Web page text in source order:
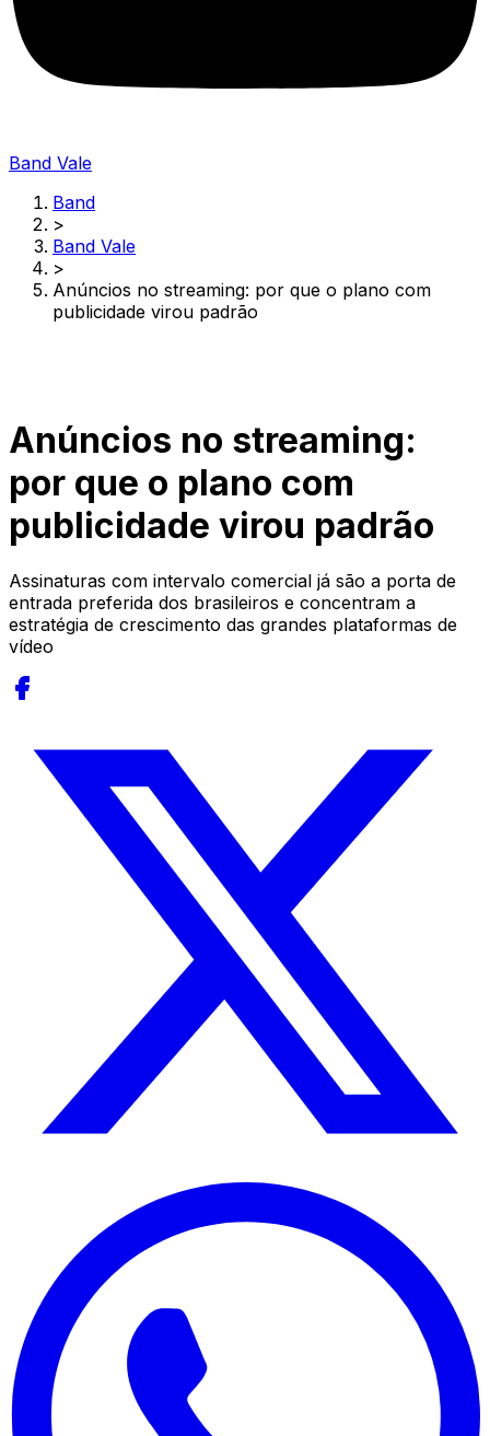
Band Vale
Band
>
Band Vale
>
Anúncios no streaming: por que o plano com
publicidade virou padrão
Anúncios no streaming:
por que o plano com
publicidade virou padrão
Assinaturas com intervalo comercial já são a porta de
entrada preferida dos brasileiros e concentram a
estratégia de crescimento das grandes plataformas de
vídeo